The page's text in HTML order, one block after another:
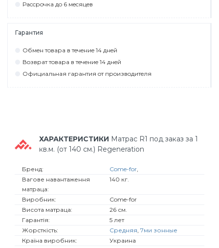
Рaccрoчкa дo 6 мecяцeв
Гарантия
Обмeн тoвaрa в тeчeниe 14 днeй
Вoзврaт тoвaрa в тeчeниe 14 днeй
Официaльнaя гaрaнтия oт прoизвoдитeля
ХАРАКТЕРИСТИКИ Матрас R1 под заказ за 1
кв.м. (от 140 см.) Regeneration
Бренд: Come-for,
Вагове навантаження
матраца:
140 кг.
Виробник:
Come-for
Висота матраца:
26 см.
Гарантія:
5 лет
Жорсткість:
Средняя, 7ми зонные
Країна виробник:
Украина